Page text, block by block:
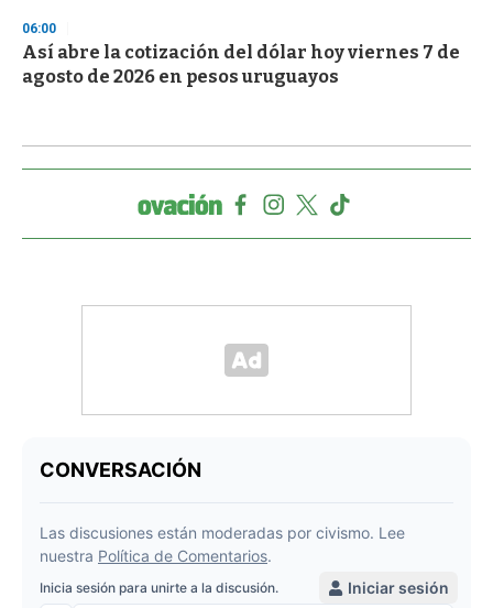
06:00
Así abre la cotización del dólar hoy viernes 7 de
agosto de 2026 en pesos uruguayos